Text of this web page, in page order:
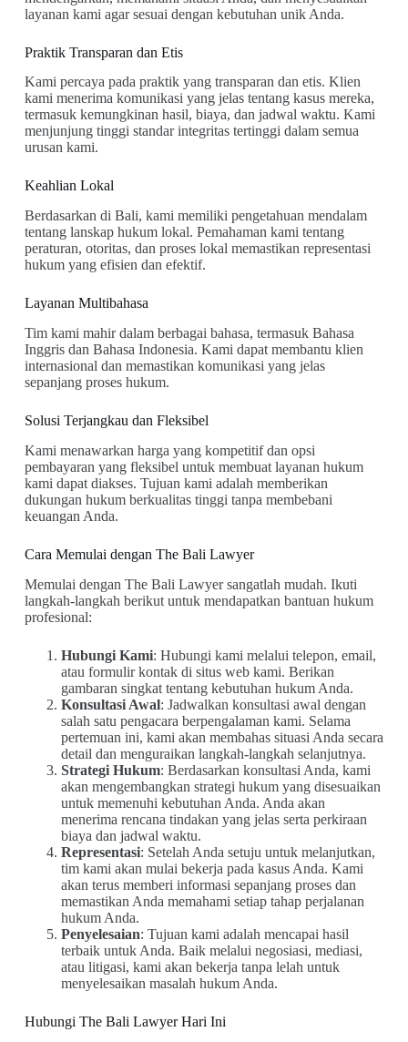
layanan kami agar sesuai dengan kebutuhan unik Anda.
Praktik Transparan dan Etis
Kami percaya pada praktik yang transparan dan etis. Klien
kami menerima komunikasi yang jelas tentang kasus mereka,
termasuk kemungkinan hasil, biaya, dan jadwal waktu. Kami
menjunjung tinggi standar integritas tertinggi dalam semua
urusan kami.
Keahlian Lokal
Berdasarkan di Bali, kami memiliki pengetahuan mendalam
tentang lanskap hukum lokal. Pemahaman kami tentang
peraturan, otoritas, dan proses lokal memastikan representasi
hukum yang efisien dan efektif.
Layanan Multibahasa
Tim kami mahir dalam berbagai bahasa, termasuk Bahasa
Inggris dan Bahasa Indonesia. Kami dapat membantu klien
internasional dan memastikan komunikasi yang jelas
sepanjang proses hukum.
Solusi Terjangkau dan Fleksibel
Kami menawarkan harga yang kompetitif dan opsi
pembayaran yang fleksibel untuk membuat layanan hukum
kami dapat diakses. Tujuan kami adalah memberikan
dukungan hukum berkualitas tinggi tanpa membebani
keuangan Anda.
Cara Memulai dengan The Bali Lawyer
Memulai dengan The Bali Lawyer sangatlah mudah. Ikuti
langkah-langkah berikut untuk mendapatkan bantuan hukum
profesional:
Hubungi Kami: Hubungi kami melalui telepon, email,
atau formulir kontak di situs web kami. Berikan
gambaran singkat tentang kebutuhan hukum Anda.
Konsultasi Awal: Jadwalkan konsultasi awal dengan
salah satu pengacara berpengalaman kami. Selama
pertemuan ini, kami akan membahas situasi Anda secara
detail dan menguraikan langkah-langkah selanjutnya.
Strategi Hukum: Berdasarkan konsultasi Anda, kami
akan mengembangkan strategi hukum yang disesuaikan
untuk memenuhi kebutuhan Anda. Anda akan
menerima rencana tindakan yang jelas serta perkiraan
biaya dan jadwal waktu.
Representasi: Setelah Anda setuju untuk melanjutkan,
tim kami akan mulai bekerja pada kasus Anda. Kami
akan terus memberi informasi sepanjang proses dan
memastikan Anda memahami setiap tahap perjalanan
hukum Anda.
Penyelesaian: Tujuan kami adalah mencapai hasil
terbaik untuk Anda. Baik melalui negosiasi, mediasi,
atau litigasi, kami akan bekerja tanpa lelah untuk
menyelesaikan masalah hukum Anda.
Hubungi The Bali Lawyer Hari Ini